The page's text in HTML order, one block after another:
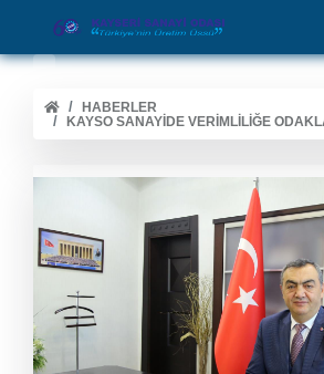
HABERLER
KAYSO SANAYIDE VERIMLILIĞE